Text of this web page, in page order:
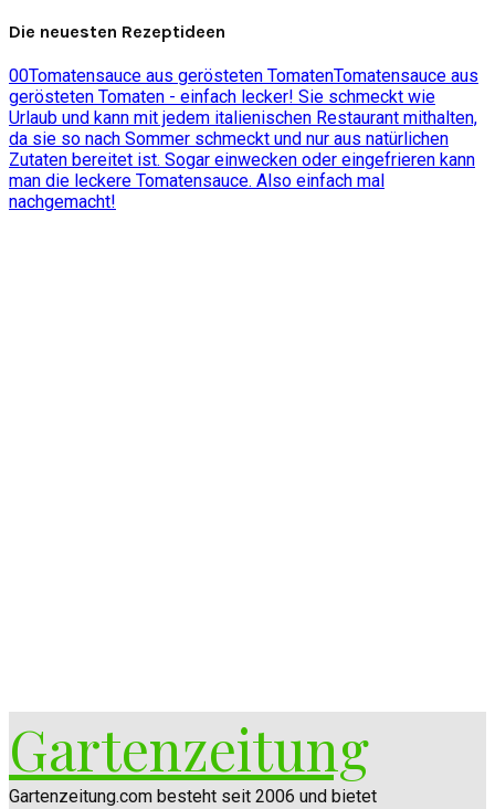
Die neuesten Rezeptideen
00Tomatensauce aus gerösteten TomatenTomatensauce aus
gerösteten Tomaten - einfach lecker! Sie schmeckt wie
Urlaub und kann mit jedem italienischen Restaurant mithalten,
da sie so nach Sommer schmeckt und nur aus natürlichen
Zutaten bereitet ist. Sogar einwecken oder eingefrieren kann
man die leckere Tomatensauce. Also einfach mal
nachgemacht!
Gartenzeitung
Gartenzeitung.com besteht seit 2006 und bietet